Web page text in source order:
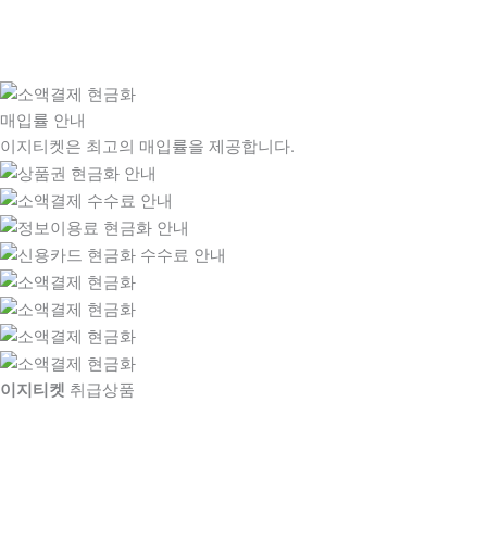
매입률 안내
이지티켓은 최고의 매입률을 제공합니다.
이지티켓 취급상품